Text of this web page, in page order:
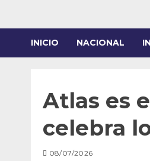
INICIO NACIONAL
Atlas es
celebra
08/07/2026